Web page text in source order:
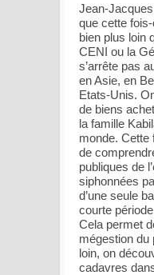
Jean-
que cette
bien plus loin
CENI ou la
s’arrête pas
en Asie, en
Etats-Unis.
de biens
la famille
monde. Cette
de
publiques de
siphonnées
d’une seule
courte
Cela permet
mégestion du
loin, on
cadavres